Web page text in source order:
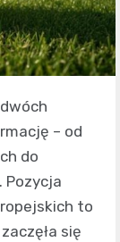
– od
do
. Pozycja
to
się